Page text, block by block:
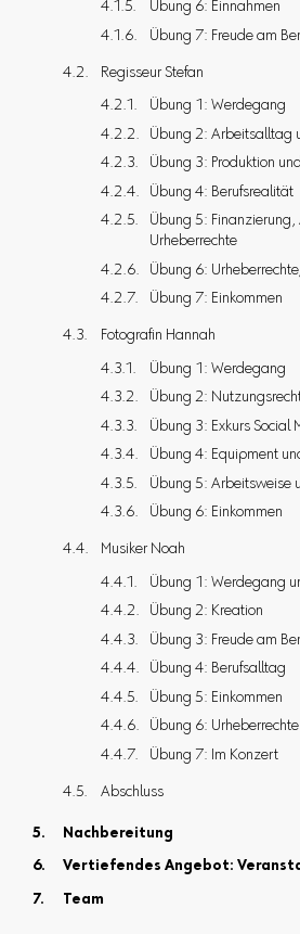
Übung 6: Einnahmen
Übung 7: Freude am
Regisseur Stefan
Übung 1: Werdegang
Übung 2: Arbeitsalltag
Übung 3: Produktion
Übung 4: Berufsrealität
Übung 5:
Urheberrechte
Übung 6:
Übung 7: Einkommen
Fotografin Hannah
Übung 1: Werdegang
Übung 2:
Übung 3: Exkurs Social
Übung 4: Equipment
Übung 5: Arbeitsweise
Übung 6: Einkommen
Musiker Noah
Übung 1: Werdegang
Übung 2: Kreation
Übung 3: Freude am
Übung 4: Berufsalltag
Übung 5: Einkommen
Übung 6: Urheberrechte
Übung 7: Im Konzert
Abschluss
Nachbereitung
Vertiefendes Angebot:
Team